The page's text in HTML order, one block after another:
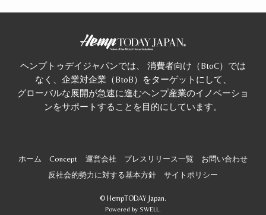
ヘンプトゥデイジャパンでは、 消費者向け（BtoC）では
なく、企業対企業（BtoB）をターゲットにして、
グローバルな展開が急速に進むヘンプ産業のイノベーショ
ンをサポートすることを目的にしています。
ホーム Concept 運営会社 プレスリリース一覧
お問い合わせ
反社会的勢力に対する基本方針
サイトポリシー
© HempTODAY Japan.
Powered by SWELL.